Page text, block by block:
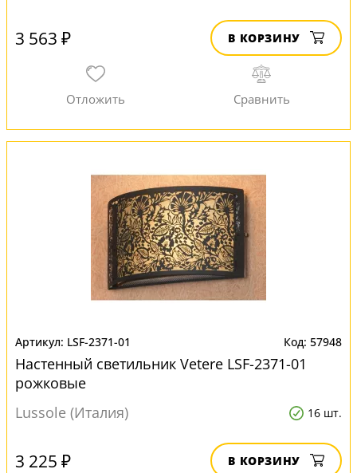
3 563 ₽ В КОРЗИНУ
LSF-2371-01 57948
Настенный светильник Vetere LSF-2371-01
рожковые
Lussole (Италия)
16 шт.
3 225 ₽ В КОРЗИНУ